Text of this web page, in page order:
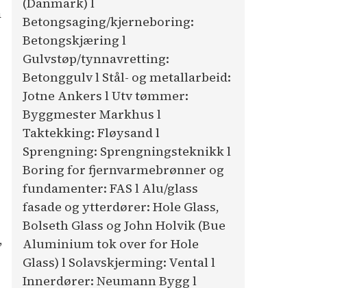
Betongsaging/kjerneboring:
Betongskjæring l
Gulvstøp/tynnavretting:
Betonggulv l Stål- og metallarbeid:
Jotne Ankers l Utv tømmer:
Byggmester Markhus l
Taktekking: Fløysand l
Sprengning: Sprengningsteknikk l
Boring for fjernvarmebrønner og
fundamenter: FAS l Alu/glass
fasade og ytterdører: Hole Glass,
Bolseth Glass og John Holvik (Bue
Aluminium tok over for Hole
Glass) l Solavskjerming: Vental l
Innerdører: Neumann Bygg l